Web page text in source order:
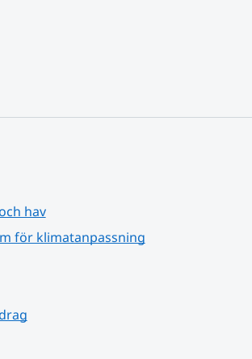
hav
för klimatanpassning